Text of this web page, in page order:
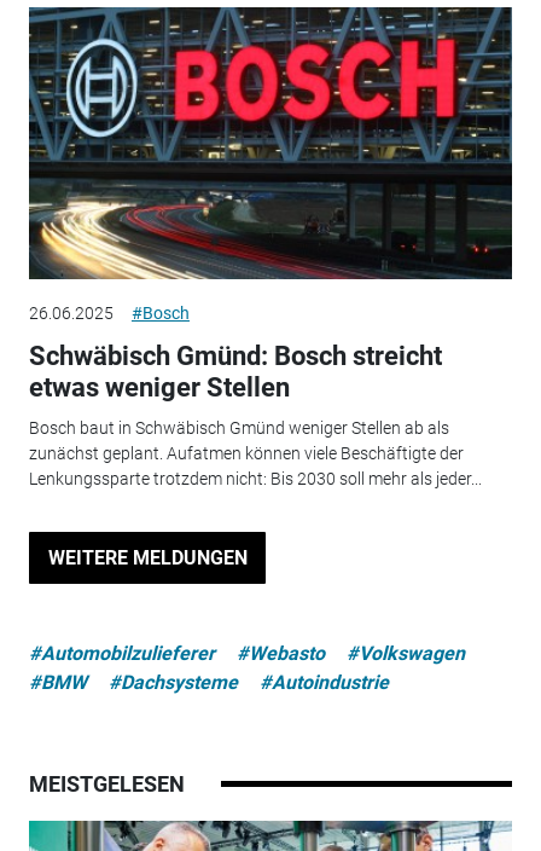
26.06.2025 #Bosch
Schwäbisch Gmünd: Bosch streicht
etwas weniger Stellen
Bosch baut in Schwäbisch Gmünd weniger Stellen ab als
zunächst geplant. Aufatmen können viele Beschäftigte der
Lenkungssparte trotzdem nicht: Bis 2030 soll mehr als jeder...
WEITERE MELDUNGEN
#Automobilzulieferer #Webasto
#Volkswagen
#BMW
#Dachsysteme #Autoindustrie
MEISTGELESEN